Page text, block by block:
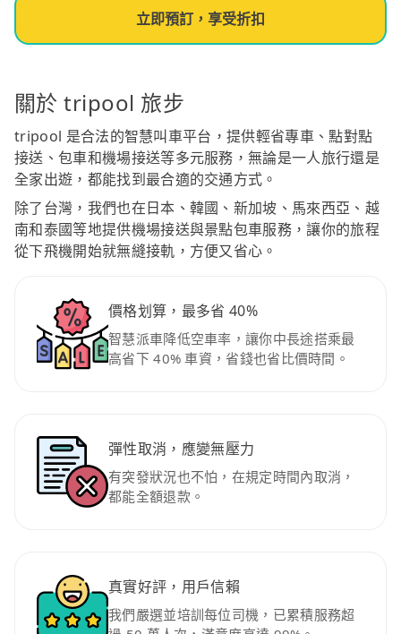
立即預訂，享受折扣
關於 tripool 旅步
tripool 是合法的智慧叫車平台，提供輕省專車、點對點
接送、包車和機場接送等多元服務，無論是一人旅行還是
全家出遊，都能找到最合適的交通方式。
除了台灣，我們也在日本、韓國、新加坡、馬來西亞、越
南和泰國等地提供機場接送與景點包車服務，讓你的旅程
從下飛機開始就無縫接軌，方便又省心。
價格划算，最多省 40%
智慧派車降低空車率，讓你中長途搭乘最
高省下 40% 車資，省錢也省比價時間。
彈性取消，應變無壓力
有突發狀況也不怕，在規定時間內取消，
都能全額退款。
真實好評，用戶信賴
我們嚴選並培訓每位司機，已累積服務超